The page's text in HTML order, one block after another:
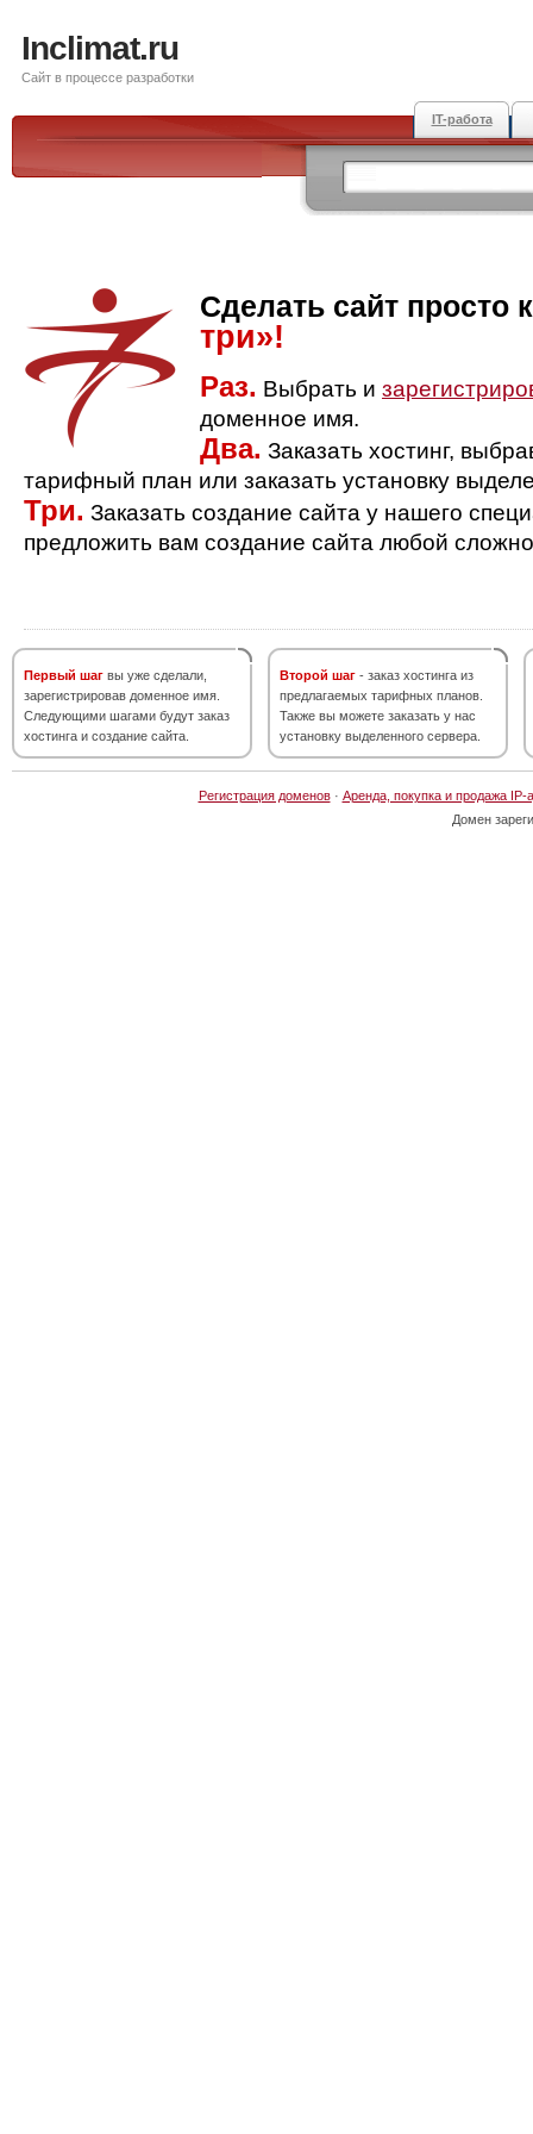
Inclimat.ru
Сайт в процессе разработки
IT-работа
Сделать сайт просто
три»!
Раз. Выбрать и
доменное имя.
Два. Заказать хостинг,
тарифный план или заказать установку
Три. Заказать создание сайта у нашего
предложить вам создание сайта любой
Первый шаг вы уже сделали,
зарегистрировав доменное имя.
Следующими шагами будут заказ
хостинга и создание сайта.
Второй шаг - заказ хостинга из
предлагаемых тарифных планов.
Также вы можете заказать у нас
установку выделенного сервера.
Регистрация доменов· Аренда, покупка и продажа IP-
Домен